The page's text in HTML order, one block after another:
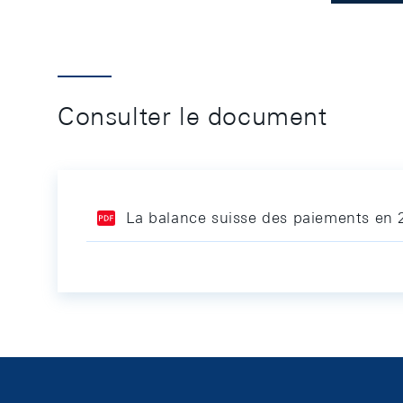
Consulter le document
La balance suisse des paiements en